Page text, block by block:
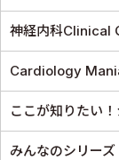
神経内科Clinical
Cardiology
ここが知りたい
みんなのシリーズ